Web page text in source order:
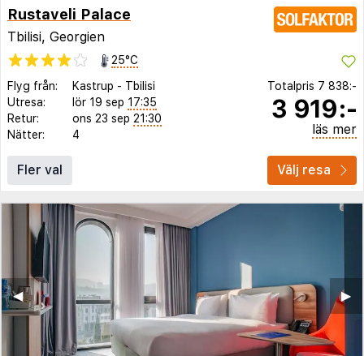
Rustaveli Palace
Tbilisi, Georgien
25°C
Flyg från:
Kastrup - Tbilisi
Utresa:
lör 19 sep 17:35
Retur:
ons 23 sep 21:30
Nätter:
4
Totalpris 7 838:-
3 919:-
läs mer
Fler val Välj resa
▶︎
◀︎